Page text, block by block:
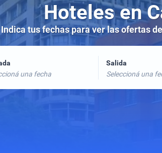
Hoteles en
Indica tus fechas para ver las ofertas
una fecha
Salida
Seleccioná una